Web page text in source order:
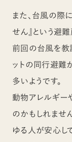
また、台風の際
せん』という避
前回の台風を教
ットの同行避難
多いようです。
動物アレルギー
のかもしれませ
ゆる人が安心し